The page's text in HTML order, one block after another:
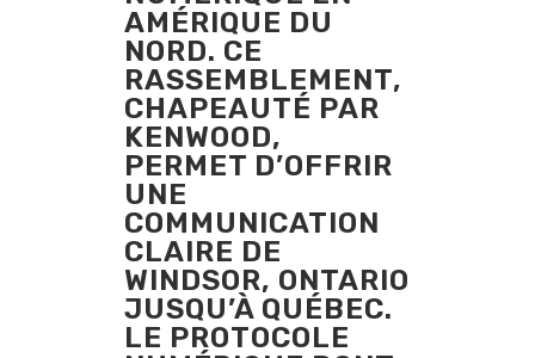
AMÉRIQUE DU
NORD. CE
RASSEMBLEMENT,
CHAPEAUTÉ PAR
KENWOOD,
PERMET D’OFFRIR
UNE
COMMUNICATION
CLAIRE DE
WINDSOR, ONTARIO
JUSQU’À QUÉBEC.
LE PROTOCOLE